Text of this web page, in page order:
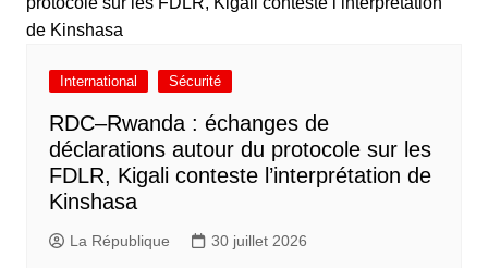
International Sécurité
RDC–Rwanda : échanges de
déclarations autour du protocole sur les
FDLR, Kigali conteste l’interprétation de
Kinshasa
La République 30 juillet 2026